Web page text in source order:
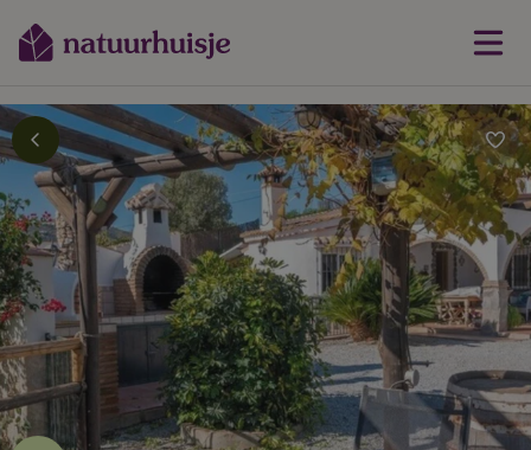
Dit natuurhuisje is eco-